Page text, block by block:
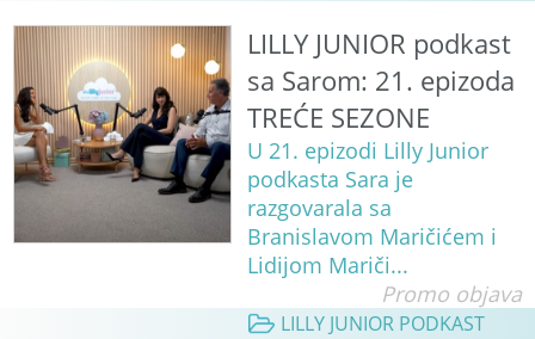
LILLY JUNIOR podkast
sa Sarom: 21. epizoda
TREĆE SEZONE
U 21. epizodi Lilly Junior
podkasta Sara je
razgovarala sa
Branislavom Maričićem i
Lidijom Mariči...
Promo objava
LILLY JUNIOR PODKAST